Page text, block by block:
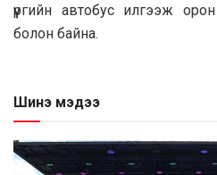
үүргийн автобус илгээж
болон байна.
Шинэ мэдээ